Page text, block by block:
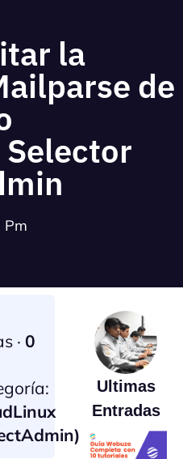
la
de
Pm
·0
Ultimas
Entradas